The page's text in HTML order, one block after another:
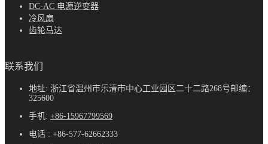
DC-AC 电源逆变器
冷风扇
齿轮马达
联系我们
地址: 浙江省温州市乐清市中心工业园区二十二路268号邮编：
325600
手机: +86-15967799569
电话 : +86-577-62662333